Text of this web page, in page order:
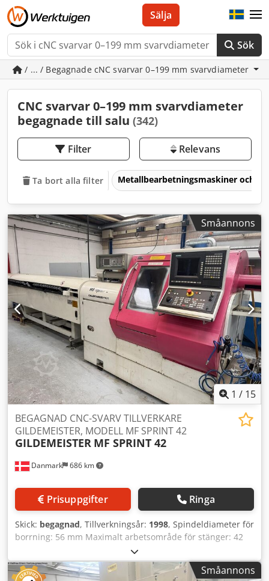
Sök
Sälja
/ ... / Begagnade cNC svarvar 0–199 mm svarvdiameter
CNC svarvar 0–199 mm svarvdiameter
begagnade till salu (342)
Filter Relevans
Ta bort alla filter Metallbearbetningsmaskiner och
Småannons
1 / 15
Danmark 686 km
BEGAGNAD CNC-SVARV TILLVERKARE
GILDEMEISTER, MODELL MF SPRINT 42
GILDEMEISTER MF SPRINT 42
Prisuppgifter Ringa
Skick: begagnad, Tillverkningsår: 1998, Spindeldiameter för
borrning: 56 mm Maximalt arbetsområde för stänger: 42
mm Spindelvarvtal (huvudspindel): 31–6300 varv/min
Spindelvarvtal (delspindel): 5000 varv/min Rörelser: Släde
1 – X/Z – 155/280 mm Släde 2 – X/Z – 82/130 mmSmåannons